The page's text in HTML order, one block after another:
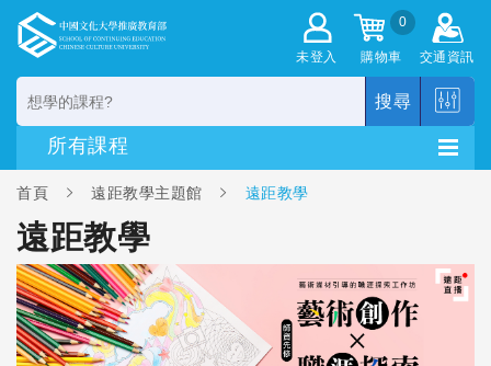
未登入
0
購物車 交通資訊
搜尋
首頁 遠距教學主題館 遠距教學
遠距教學